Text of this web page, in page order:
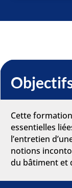
Cette
essentielles
l’entretien
notions
du bâtiment et